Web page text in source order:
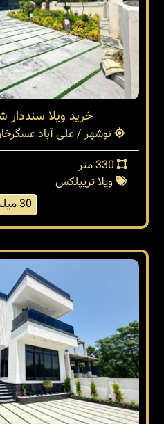
خريد ويلا
نوشهر / علی آباد
ویلا تریپلکس
30 میلیارد